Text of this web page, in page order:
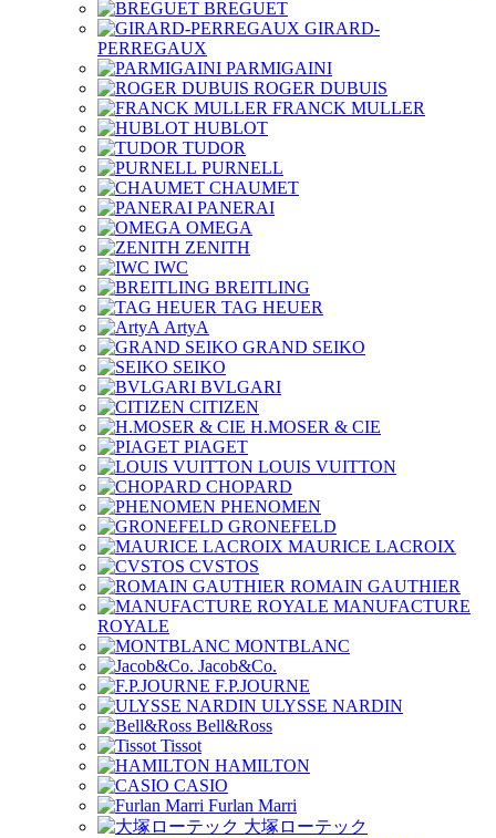
BREGUET
GIRARD-
PERREGAUX
PARMIGAINI
ROGER DUBUIS
FRANCK MULLER
HUBLOT
TUDOR
PURNELL
CHAUMET
PANERAI
OMEGA
ZENITH
IWC
BREITLING
TAG HEUER
ArtyA
GRAND SEIKO
SEIKO
BVLGARI
CITIZEN
H.MOSER & CIE
PIAGET
LOUIS VUITTON
CHOPARD
PHENOMEN
GRONEFELD
MAURICE LACROIX
CVSTOS
ROMAIN GAUTHIER
MANUFACTURE
ROYALE
MONTBLANC
Jacob&Co.
F.P.JOURNE
ULYSSE NARDIN
Bell&Ross
Tissot
HAMILTON
CASIO
Furlan Marri
大塚ローテック